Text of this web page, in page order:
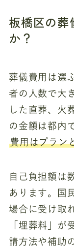
板橋区の
か？
葬儀費用は選
者の人数で大
した直葬、火
の金額は都内
費用はプラン
自己負担額は
あります。国
場合に受け取
「埋葬料」が
請方法や補助